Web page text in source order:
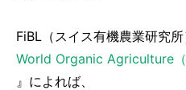
FiBL（スイス有機農業研究
World Organic Agriculture（
』によれば、